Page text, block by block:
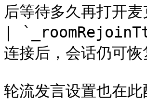
后等待多久
|
连接后，会话
轮流发言设置也在